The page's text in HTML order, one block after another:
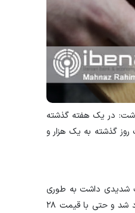
در یک هفته گذشته
در آخرین معاملات روز گذشته به یک هزار و
شدیدی داشت به طوری
که از ابتدای هفته سیر صعودی داشت و تا روز چهارشنبه به کانال ۲۸ هزار تومان وارد شد و حتی با قیمت ۲۸